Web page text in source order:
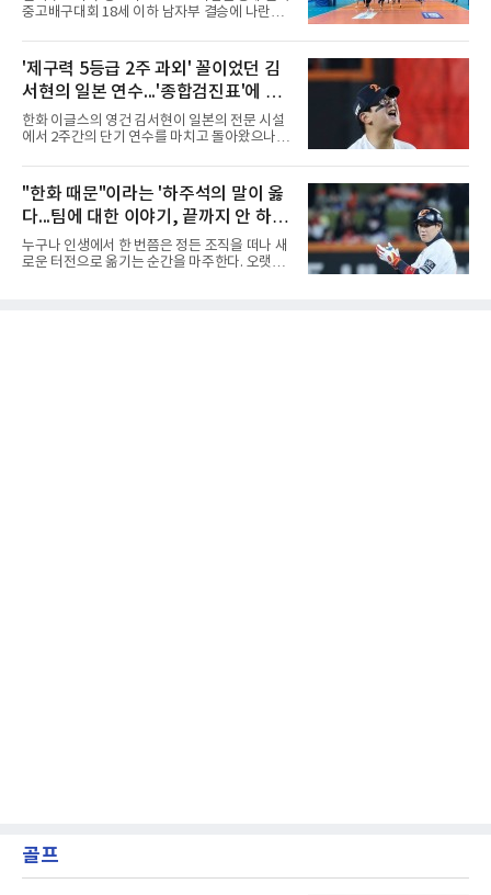
비를 앞세워 내리 세 세트를 따내며 짜릿한 역전
권대회 결승에서 모두 선명여고에 패해 준우승
에 머물렀다. 그러나 세 번째
중고배구대회 18세 이하 남자부 결승에 나란히
하부고는 5일 충북 제천실내체육관에서 열린 대
회 남자 18세 이하부 준결승에서 남성고를 세트
스코어 3-1(25-17, 17-25, 25-21, 25-17)로 꺾
고 결승행 티켓을 따냈다. 인하부고는 높은 공격
성공률을 앞세워 경기 주도권을 잡으며 승리를
거뒀다.수성고도 준결승에서 속초고를 상대로
안정된 조직력을 바탕으로 3-1(25-23, 25-16,
고는 인하부고와 우승을 다툴 기회를 잡았다.여
자 18세 이하부에서는 중앙여고
'제구력 5등급 2주 과외' 꼴이었던 김
서현의 일본 연수...'종합검진표'에 불
과
한화 이글스의 영건 김서현이 일본의 전문 시설
에서 2주간의 단기 연수를 마치고 돌아왔으나,
출하며 야구 팬들과 전문가들 사이에 씁쓸한 뒷
맛을 남기고 있다.출국 당시만 해도 선수의 고질
적인 제구 문제를 해결할 특효약이 될 것처럼 포
장되었던 이번 연수는, 뚜껑을 열어보니 '제구력
5등급에게 2주짜리 족집게 과외를 붙여 1등급을
기대한 꼴'이었다는 냉정한 평가를 피하기 어렵
게 됐다.야구에서 투수의 제구력은 오랜 시간 투
"한화 때문"이라는 '하주석의 말이 옳
다...팀에 대한 이야기, 끝까지 안 하는
게 도리
누구나 인생에서 한 번쯤은 정든 조직을 떠나 새
로운 터전으로 옮기는 순간을 마주한다. 오랫동
골프